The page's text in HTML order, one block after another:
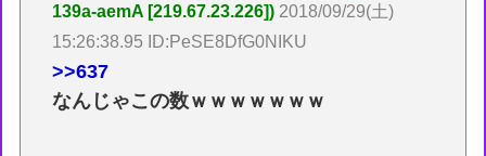
139a-aemA [219.67.23.226]) 2018/09/29(土)
15:26:38.95 ID:PeSE8DfG0NIKU
>>637
なんじゃこの数ｗｗｗｗｗｗｗ